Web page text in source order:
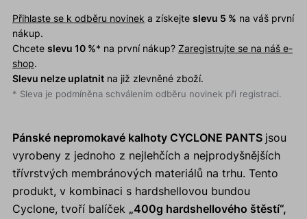
Přihlaste se k odběru novinek a získejte slevu 5 % na váš první
nákup.
Chcete slevu 10 %* na první nákup? Zaregistrujte se na náš e-
shop.
Slevu nelze uplatnitna již zlevněné zboží.
* Sleva je podmíněna schválením odběru novinek při registraci.
Pánské nepromokavé kalhoty CYCLONE PANTS jsou
vyrobeny z jednoho z nejlehčích a nejprodyšnějších
třívrstvých membránových materiálů na trhu. Tento
produkt, v kombinaci s hardshellovou bundou
Cyclone, tvoří balíček „400g hardshellového štěstí“,